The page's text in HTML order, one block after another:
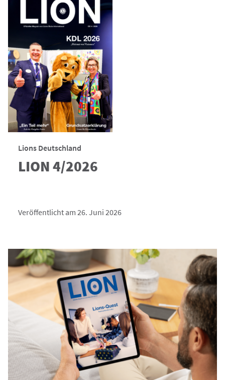
Lions Deutschland
LION 4/2026
Veröffentlicht am 26. Juni 2026